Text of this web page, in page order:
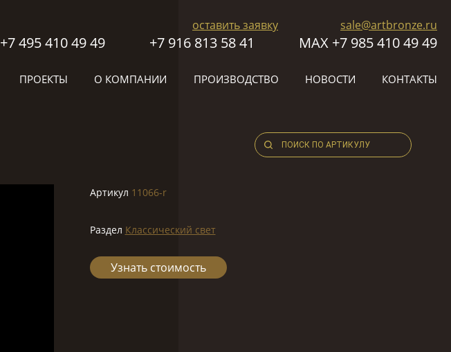
оставить заявку sale@artbronze.ru
+7 495 410 49 49 +7 916 813 58 41 МАХ +7 985 410 49 49
ПРОЕКТЫ О КОМПАНИИ ПРОИЗВОДСТВО НОВОСТИ КОНТАКТЫ
Артикул 11066-r
Раздел Классический свет
Узнать стоимость